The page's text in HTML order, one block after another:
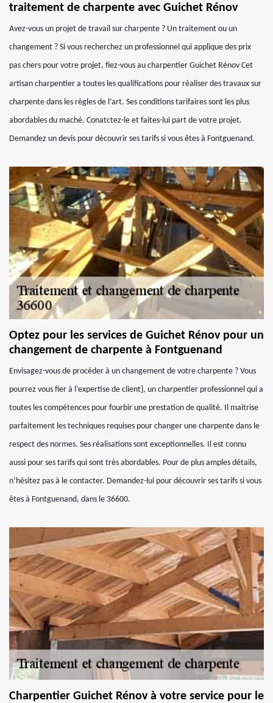
traitement de charpente avec Guichet Rénov
Avez-vous un projet de travail sur charpente ? Un traitement ou un
changement ? Si vous recherchez un professionnel qui applique des prix
pas chers pour votre projet, fiez-vous au charpentier Guichet Rénov Cet
artisan charpentier a toutes les qualifications pour réaliser des travaux sur
charpente dans les règles de l’art. Ses conditions tarifaires sont les plus
abordables du maché. Conatctez-le et faites-lui part de votre projet.
Demandez un devis pour découvrir ses tarifs si vous êtes à Fontguenand.
Optez pour les services de Guichet Rénov pour un
changement de charpente à Fontguenand
Envisagez-vous de procéder à un changement de votre charpente ? Vous
pourrez vous fier à l’expertise de client}, un charpentier professionnel qui a
toutes les compétences pour fourbir une prestation de qualité. Il maitrise
parfaitement les techniques requises pour changer une charpente dans le
respect des normes. Ses réalisations sont exceptionnelles. Il est connu
aussi pour ses tarifs qui sont très abordables. Pour de plus amples détails,
n’hésitez pas à le contacter. Demandez-lui pour découvrir ses tarifs si vous
êtes à Fontguenand, dans le 36600.
Charpentier Guichet Rénov à votre service pour le